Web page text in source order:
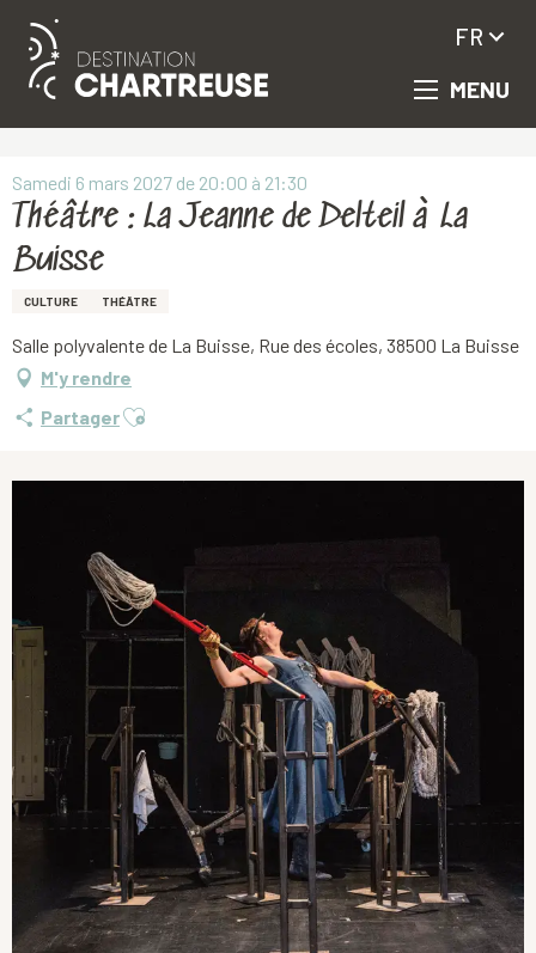
Aller
principal
MENU
FR
Samedi 6 mars 2027 de 20:00 à 21:30
Théâtre : La Jeanne de Delteil à La
Buisse
CULTURE THÉÂTRE
Salle polyvalente de La Buisse, Rue des écoles, 38500 La Buisse
M'y rendre
PartagerAjouter aux favoris